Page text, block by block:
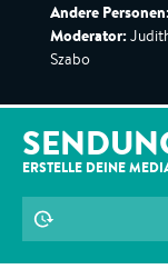
Andere Personen:
Moderator:
Szabo
ERSTELLE DEINE